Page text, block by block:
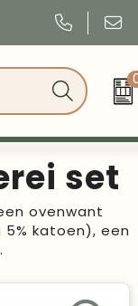
set
ovenwant
katoen), een